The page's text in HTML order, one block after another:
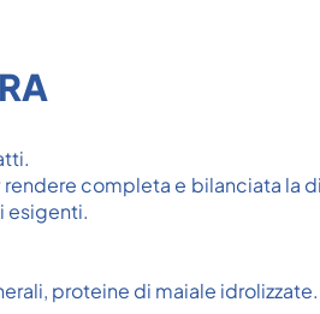
completa e bilanciata
esigenti.
proteine di maiale idrolizzate.